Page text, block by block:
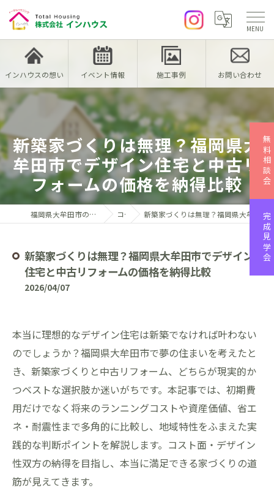
インハウスの想い イベント情報 施工事例 お問い合わせ
新築家づくりは無理？福岡県大
牟田市でデザイン住宅と中古リ
フォームの価格を納得比較
福岡県大牟田市の注文住宅なら株式会社インハウス コラム 新築家づくりは無理？福岡県大牟田市でデザイン住宅と中古リフォームの価格を納得比較
新築家づくりは無理？福岡県大牟田市でデザイン
住宅と中古リフォームの価格を納得比較
2026/04/07
本当に理想的なデザイン住宅は新築でなければ叶わない
のでしょうか？福岡県大牟田市で夢の住まいを考えたと
き、新築家づくりと中古リフォーム、どちらが現実的か
つベストな選択肢か迷いがちです。本記事では、初期費
用だけでなく将来のランニングコストや資産価値、省エ
ネ・耐震性まで多角的に比較し、地域特性をふまえた実
践的な判断ポイントを解説します。コスト面・デザイン
性双方の納得を目指し、本当に満足できる家づくりの道
筋が見えてきます。
無料相談会
完成見学会